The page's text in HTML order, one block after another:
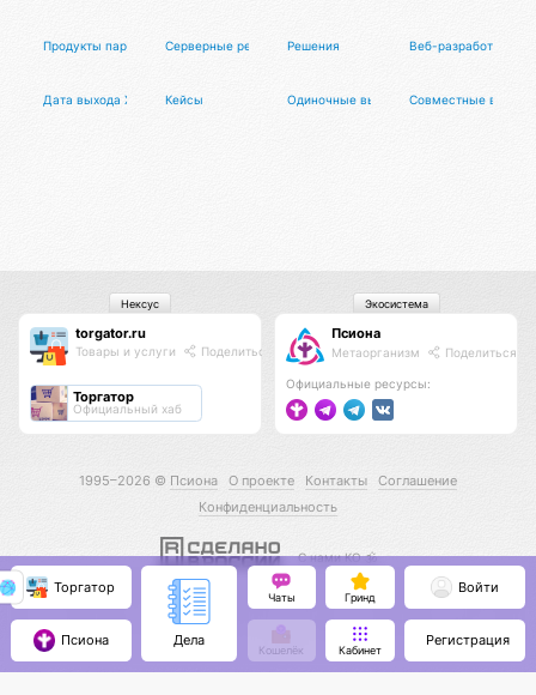
Продукты партнеровСерверные решенияРешения Веб-разработка
Дата выхода XCOM 3Кейсы Одиночные выступленияСовместные
torgator.ru
Товары и услуги Поделиться
Торгатор
Официальный хаб
Нексус
Псиона
Метаорганизм Поделиться
Официальные ресурсы:
Экосистема
1995–2026 © Псиона О проекте Контакты
Соглашение
Конфиденциальность
С нами КО 🕉️
Торгатор
Псиона Дела
Чаты Гринд
Кошелёк Кабинет
Войти
Регистрация